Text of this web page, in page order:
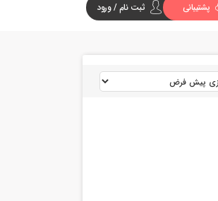
پشتیبانی ثبت نام / ورود